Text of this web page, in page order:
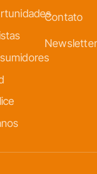
Contato
Newsletter